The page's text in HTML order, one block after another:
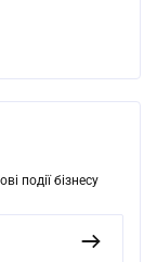
події бізнесу